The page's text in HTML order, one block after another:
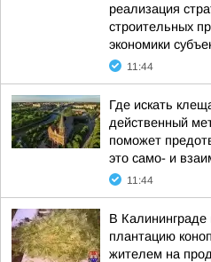
реализация
строительных
экономики
11:44
Где искать
действенный
поможет
это само- и
11:44
В Калининграде
плантацию
жителем на